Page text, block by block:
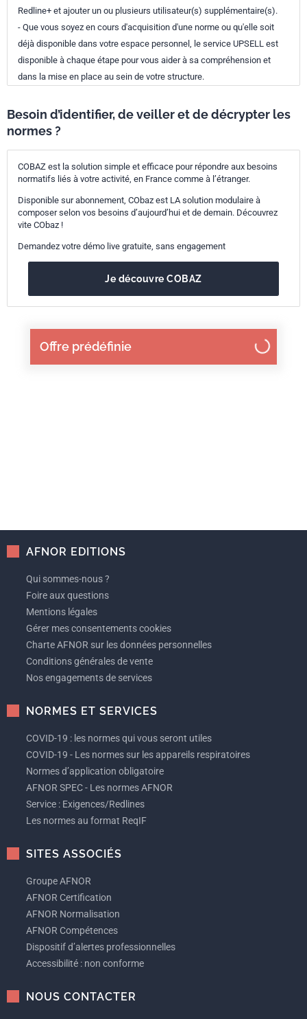
Offre prédéfinie
Redline+ et ajouter un ou plusieurs utilisateur(s) supplémentaire(s).
- Que vous soyez en cours d'acquisition d'une norme ou qu'elle soit
déjà disponible dans votre espace personnel, le service UPSELL est
disponible à chaque étape pour vous aider à sa compréhension et
dans la mise en place au sein de votre structure.
Besoin d’identifier, de veiller et de décrypter les
normes ?
COBAZ est la solution simple et efficace pour répondre aux besoins
normatifs liés à votre activité, en France comme à l’étranger.
Disponible sur abonnement, CObaz est LA solution modulaire à
composer selon vos besoins d’aujourd’hui et de demain. Découvrez
vite CObaz !
Demandez votre démo live gratuite, sans engagement
Je découvre COBAZ
AFNOR EDITIONS
Qui sommes-nous ?
Foire aux questions
Mentions légales
Gérer mes consentements cookies
Charte AFNOR sur les données personnelles
Conditions générales de vente
Nos engagements de services
NORMES ET SERVICES
COVID-19 : les normes qui vous seront utiles
COVID-19 - Les normes sur les appareils respiratoires
Normes d’application obligatoire
AFNOR SPEC - Les normes AFNOR
Service : Exigences/Redlines
Les normes au format ReqIF
SITES ASSOCIÉS
Groupe AFNOR
AFNOR Certification
AFNOR Normalisation
AFNOR Compétences
Dispositif d’alertes professionnelles
Accessibilité : non conforme
NOUS CONTACTER